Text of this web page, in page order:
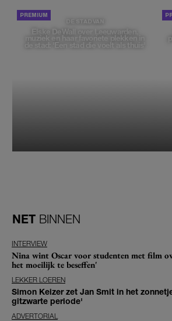
DE STAD VAN
Elske DeWall over Leeuwarden,
muziek en haar favoriete plekken in
de stad: 'Een stad die voelt als thuis'
NET BINNEN
INTERVIEW
Nina wint Oscar voor studenten met film
het moeilijk te beseffen'
LEKKER LOEREN
Simon Keizer zet Jan Smit in het
gitzwarte periode'
ADVERTORIAL